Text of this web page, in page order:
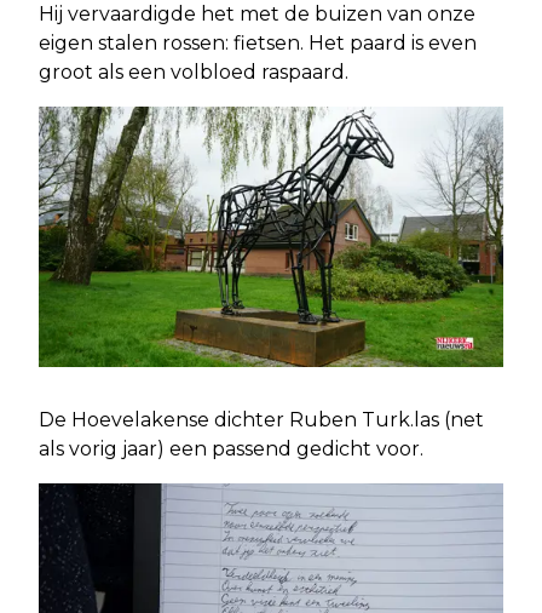
Hij vervaardigde het met de buizen van onze
eigen stalen rossen: fietsen. Het paard is even
groot als een volbloed raspaard.
De Hoevelakense dichter Ruben Turk.las (net
als vorig jaar) een passend gedicht voor.